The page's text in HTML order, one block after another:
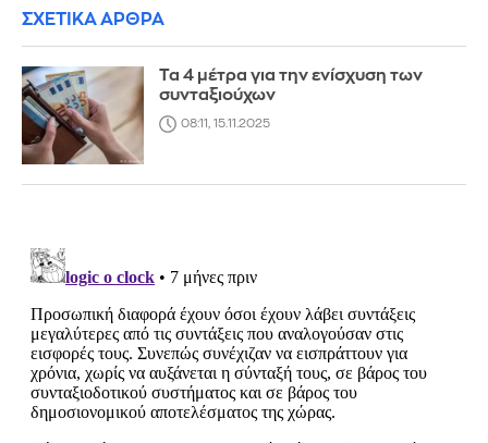
ΣΧΕΤΙΚΑ ΑΡΘΡΑ
Τα 4 μέτρα για την ενίσχυση των
συνταξιούχων
08:11, 15.11.2025